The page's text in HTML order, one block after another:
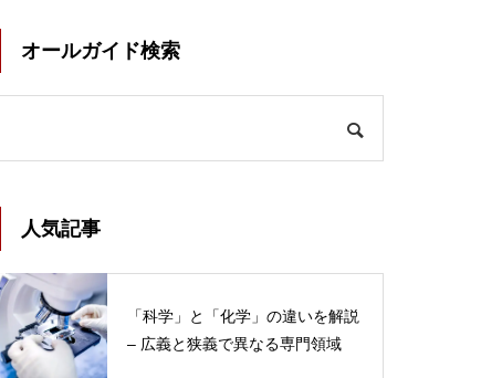
オールガイド検索
人気記事
「科学」と「化学」の違いを解説
– 広義と狭義で異なる専門領域